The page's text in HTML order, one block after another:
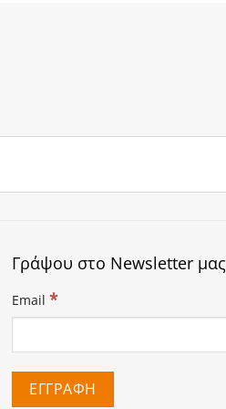
Γράψου στο Newsletter μας
Email *